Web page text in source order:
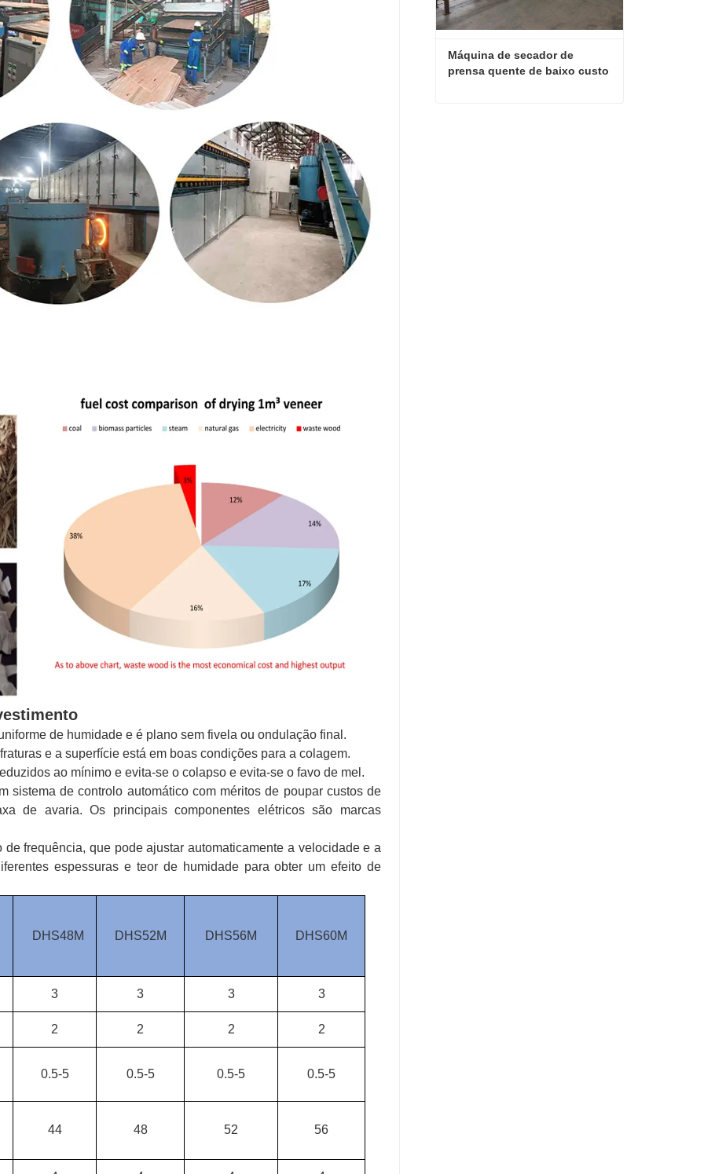
de humidade e é plano sem fivela ou ondulação final.
e a superfície está em boas condições para a colagem.
ao mínimo e evita-se o colapso e evita-se o favo de mel.
sistema de controlo automático com méritos de poupar custos de
de avaria. Os principais componentes elétricos são marcas
frequência, que pode ajustar automaticamente a velocidade e a
espessuras e teor de humidade para obter um efeito de
DHS48M DHS52M DHS56M DHS60M
3 3 3 3
2 2 2 2
0.5-5 0.5-5 0.5-5 0.5-5
44 48 52 56
Máquina de secador de
prensa quente de baixo custo